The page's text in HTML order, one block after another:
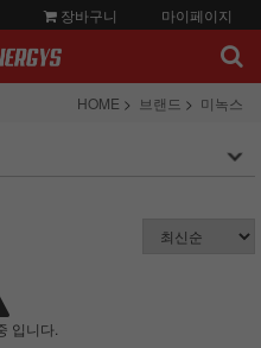
장바구니 마이페이지
HOME 브랜드 미녹스
입니다.